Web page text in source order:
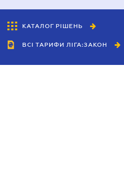
КАТАЛОГ РІШЕНЬ
ВСІ ТАРИФИ ЛІГА:ЗАКОН